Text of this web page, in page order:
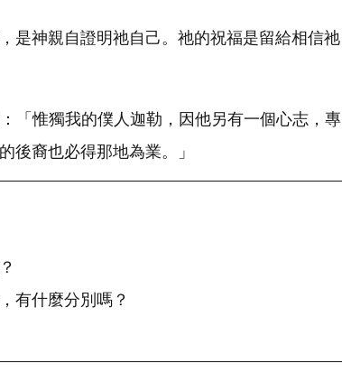
是神親自證明祂自己。祂的祝福是留給相信祂
「惟獨我的僕人迦勒，因他另有一個心志，專
後裔也必得那地為業。」
有什麼分別嗎？